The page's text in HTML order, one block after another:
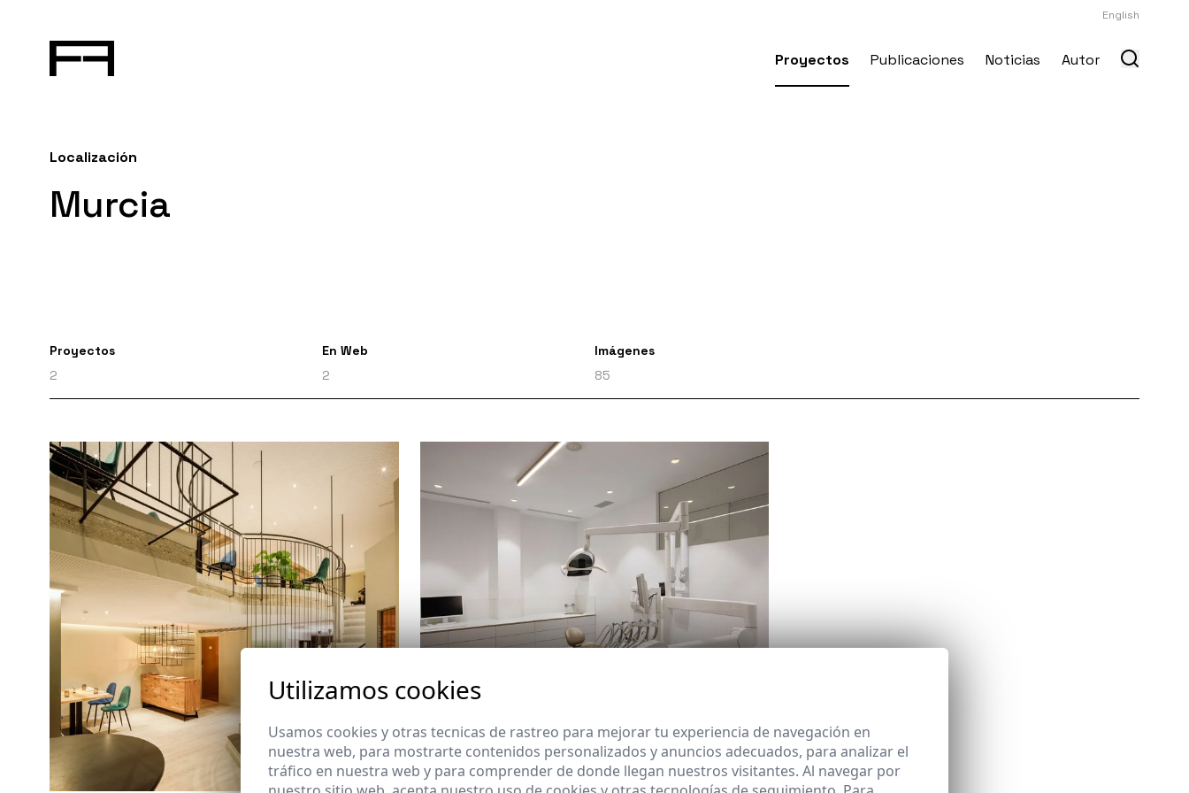
English
Proyectos Publicaciones Noticias Autor
Localización
Murcia
Proyectos
2
En Web
2
Imágenes
85
Utilizamos cookies
Usamos cookies y otras tecnicas de rastreo para mejorar tu experiencia de navegación en
nuestra web, para mostrarte contenidos personalizados y anuncios adecuados, para analizar el
tráfico en nuestra web y para comprender de donde llegan nuestros visitantes. Al navegar por